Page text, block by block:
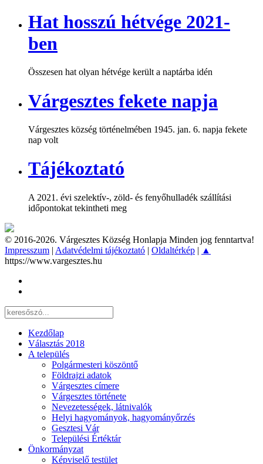
Hat hosszú hétvége 2021-
ben
Összesen hat olyan hétvége került a naptárba idén
Várgesztes fekete napja
Várgesztes község történelmében 1945. jan. 6. napja fekete
nap volt
Tájékoztató
A 2021. évi szelektív-, zöld- és fenyőhulladék szállítási
időpontokat tekintheti meg
© 2016-2026. Várgesztes Község Honlapja Minden jog fenntartva!
Impresszum | Adatvédelmi tájékoztató | Oldaltérkép | ▲
https://www.vargesztes.hu
Kezdőlap
Választás 2018
A település
Polgármesteri köszöntő
Földrajzi adatok
Várgesztes címere
Várgesztes története
Nevezetességek, látnivalók
Helyi hagyományok, hagyományőrzés
Gesztesi Vár
Települési Értéktár
Önkormányzat
Képviselő testület